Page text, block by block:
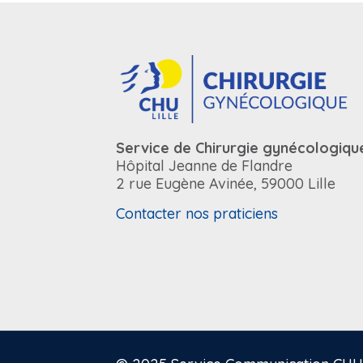
Service de Chirurgie
Hôpital Jeanne de Flandre
2 rue Eugène Avinée, 59000 Lille
Contacter nos praticiens